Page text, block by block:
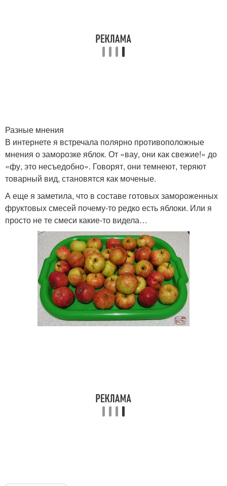
Разные мнения
В интернете я встречала полярно противоположные
мнения о заморозке яблок. От «вау, они как свежие!» до
«фу, это несъедобно». Говорят, они темнеют, теряют
товарный вид, становятся как моченые.
А еще я заметила, что в составе готовых замороженных
фруктовых смесей почему-то редко есть яблоки. Или я
просто не те смеси какие-то видела…